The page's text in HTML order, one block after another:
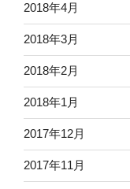
2018年4月
2018年3月
2018年2月
2018年1月
2017年12月
2017年11月